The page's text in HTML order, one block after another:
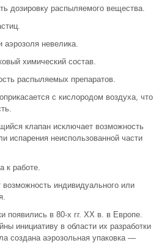
дозировку распыляемого вещества.
аэрозоля невелика.
химический состав.
распыляемых препаратов.
с кислородом воздуха, что
клапан исключает возможность
испарения неиспользованной части
к работе.
возможность индивидуального или
появились в 80-х гг. XX в. в Европе.
инициативу в области их разработки
создана аэрозольная упаковка —